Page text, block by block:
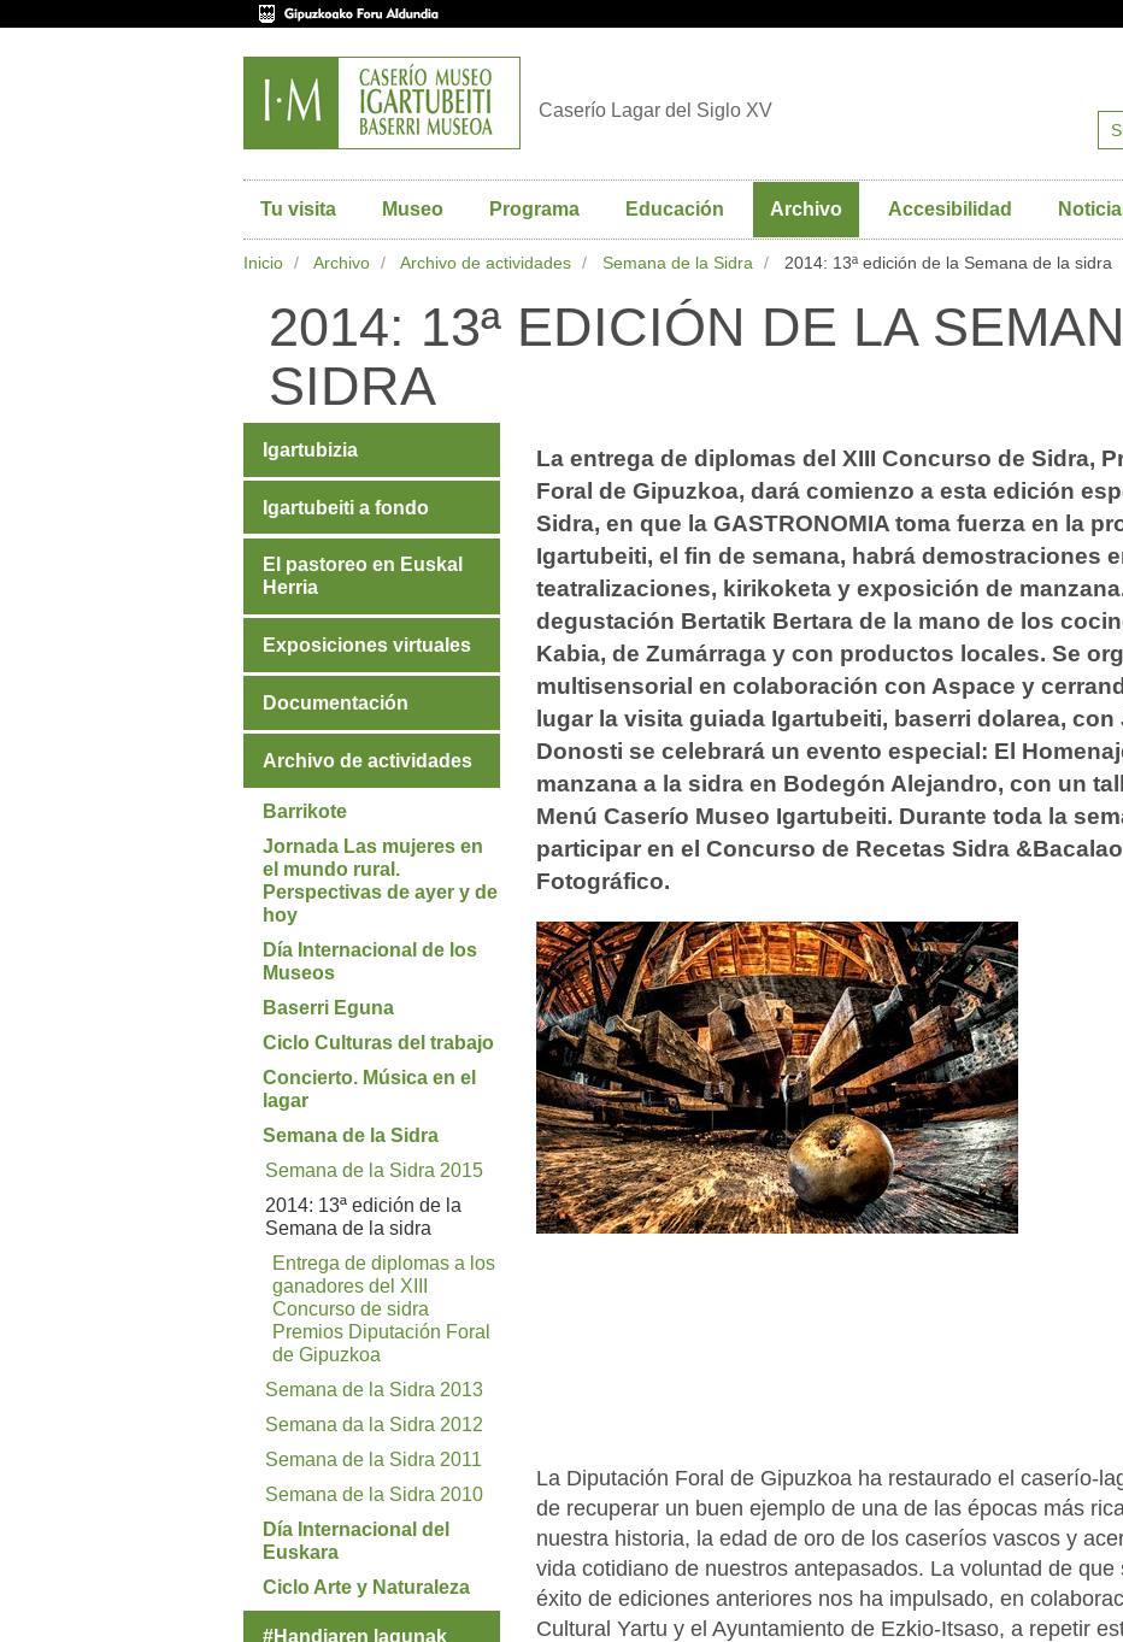
Caserío Lagar del Siglo XV
Tu visita Museo Programa Educación Archivo Accesibilidad
Inicio Archivo Archivo de actividades Semana de la Sidra 2014: 13ª edición de la Semana de la sidra
2014: 13ª EDICIÓN DE LA
SIDRA
La entrega de diplomas del XIII Concurso de Sidra,
Foral de Gipuzkoa, dará comienzo a esta edición
Sidra, en que la GASTRONOMIA toma fuerza en la
Igartubeiti, el fin de semana, habrá demostraciones
teatralizaciones, kirikoketa y exposición de
degustación Bertatik Bertara de la mano de los
Kabia, de Zumárraga y con productos locales. Se
multisensorial en colaboración con Aspace y
lugar la visita guiada Igartubeiti, baserri dolarea,
Donosti se celebrará un evento especial: El
manzana a la sidra en Bodegón Alejandro, con un
Menú Caserío Museo Igartubeiti. Durante toda la
participar en el Concurso de Recetas Sidra
Fotográfico.
La Diputación Foral de Gipuzkoa ha restaurado el caserío-
de recuperar un buen ejemplo de una de las épocas más
nuestra historia, la edad de oro de los caseríos vascos y
vida cotidiano de nuestros antepasados. La voluntad de que
éxito de ediciones anteriores nos ha impulsado, en
Cultural Yartu y el Ayuntamiento de Ezkio-Itsaso, a repetir
Igartubizia
Igartubeiti a fondo
El pastoreo en Euskal
Herria
Exposiciones virtuales
Documentación
Archivo de actividades
Barrikote
Jornada Las mujeres en
el mundo rural.
Perspectivas de ayer y de
hoy
Día Internacional de los
Museos
Baserri Eguna
Ciclo Culturas del trabajo
Concierto. Música en el
lagar
Semana de la Sidra
Semana de la Sidra 2015
2014: 13ª edición de la
Semana de la sidra
Entrega de diplomas a los
ganadores del XIII
Concurso de sidra
Premios Diputación Foral
de Gipuzkoa
Semana de la Sidra 2013
Semana da la Sidra 2012
Semana de la Sidra 2011
Semana de la Sidra 2010
Día Internacional del
Euskara
Ciclo Arte y Naturaleza
#Handiaren lagunak